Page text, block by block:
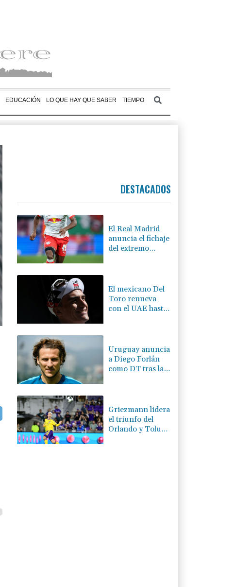
EDUCACIÓN LO QUE HAY QUE SABER TIEMPO
DESTACADOS
El Real Madrid
anuncia el fichaje
del extremo
El mexicano Del
Toro renueva
con el UAE hasta
Uruguay anuncia
a Diego Forlán
como DT tras la
Griezmann lidera
el triunfo del
Orlando y Toluca